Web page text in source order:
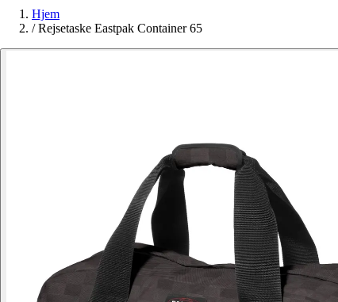
Hjem
/ Rejsetaske Eastpak Container 65